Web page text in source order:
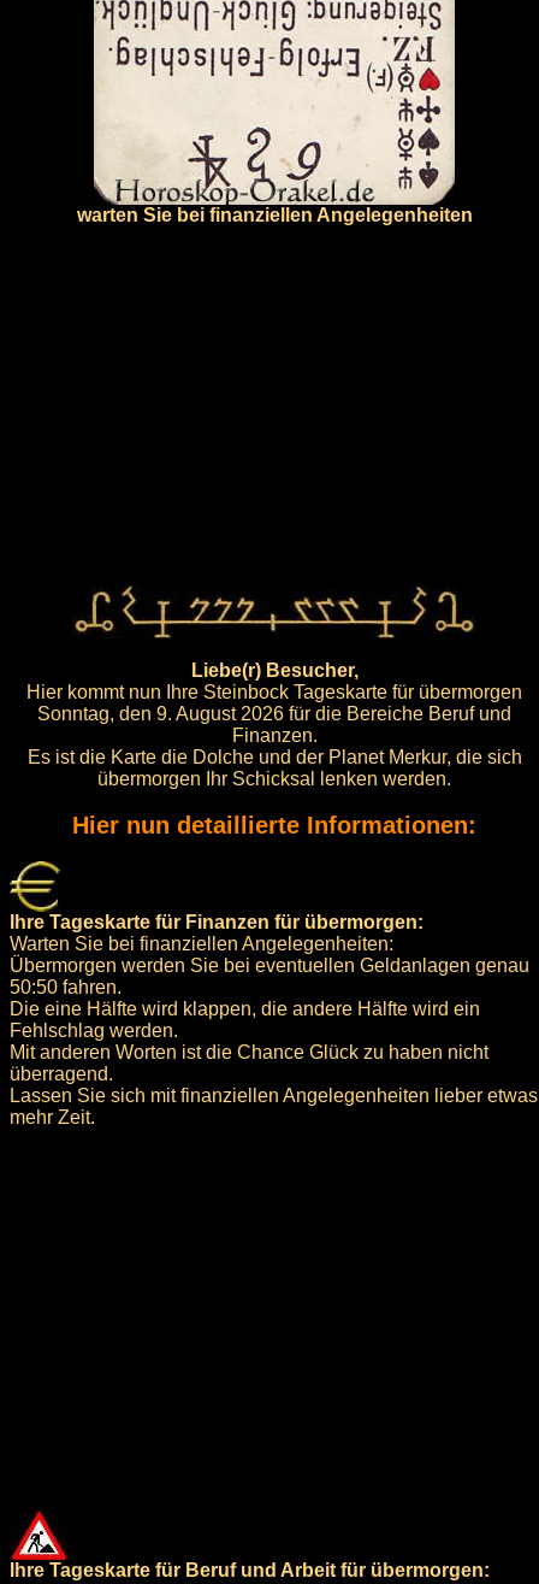
warten Sie bei finanziellen Angelegenheiten
Liebe(r) Besucher,
Hier kommt nun Ihre Steinbock Tageskarte für übermorgen
Sonntag, den 9. August 2026 für die Bereiche Beruf und
Finanzen.
Es ist die Karte die Dolche und der Planet Merkur, die sich
übermorgen Ihr Schicksal lenken werden.
Hier nun detaillierte Informationen:
Ihre Tageskarte für Finanzen für übermorgen:
Warten Sie bei finanziellen Angelegenheiten:
Übermorgen werden Sie bei eventuellen Geldanlagen genau
50:50 fahren.
Die eine Hälfte wird klappen, die andere Hälfte wird ein
Fehlschlag werden.
Mit anderen Worten ist die Chance Glück zu haben nicht
überragend.
Lassen Sie sich mit finanziellen Angelegenheiten lieber etwas
mehr Zeit.
Ihre Tageskarte für Beruf und Arbeit für übermorgen: